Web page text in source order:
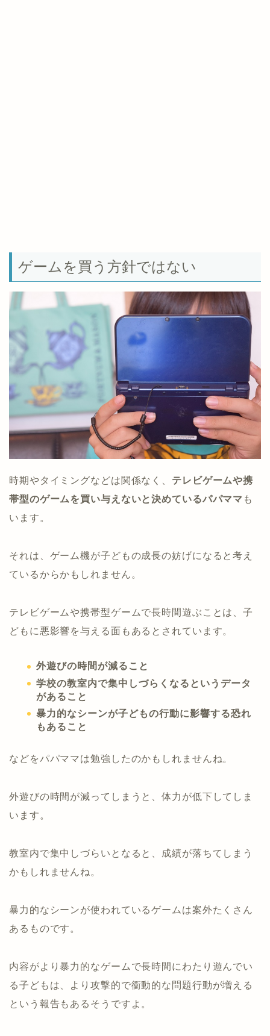
ゲームを買う方針ではない
時期やタイミングなどは関係なく、 テレビゲームや携
帯型のゲームを買い与えないと決めているパパママ も
います。
それは、ゲーム機が子どもの成長の妨げになると考え
ているからかもしれません。
テレビゲームや携帯型ゲームで長時間遊ぶことは、子
どもに悪影響を与える面もあるとされています。
外遊びの時間が減ること
学校の教室内で集中しづらくなるというデータ
があること
暴力的なシーンが子どもの行動に影響する恐れ
もあること
などをパパママは勉強したのかもしれませんね。
外遊びの時間が減ってしまうと、体力が低下してしま
います。
教室内で集中しづらいとなると、成績が落ちてしまう
かもしれませんね。
暴力的なシーンが使われているゲームは案外たくさん
あるものです。
内容がより暴力的なゲームで長時間にわたり遊んでい
る子どもは、より攻撃的で衝動的な問題行動が増える
という報告もあるそうですよ。